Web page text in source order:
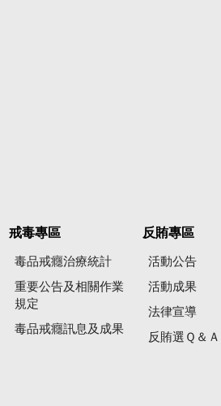
戒毒專區
毒品戒癮治療統計
重要公告及相關作業
規定
毒品戒癮訊息及成果
反賄專區
活動公告
活動成果
法律宣導
反賄選Ｑ＆Ａ